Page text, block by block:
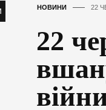
НОВИНИ 22
22